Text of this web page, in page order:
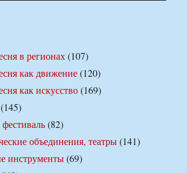
в регионах(107)
как движение(120)
как искусство(169)
(145)
(82)
объединения, театры(141)
инструменты(69)